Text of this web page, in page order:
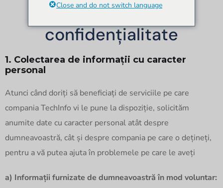
politica de
confidențialitate
1. Colectarea de informații cu caracter
personal
Atunci când doriți să beneficiați de serviciile pe care
compania TechInfo vi le pune la dispoziție, solicităm
anumite date cu caracter personal atât despre
dumneavoastră, cât și despre compania pe care o dețineți,
pentru a vă putea ajuta în problemele pe care le aveți
a) Informații furnizate de dumneavoastră în mod voluntar:
Close and do not switch language